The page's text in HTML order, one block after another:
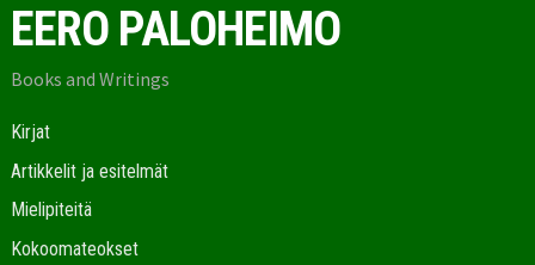
EERO PALOHEIMO
Books and Writings
Kirjat
Artikkelit ja esitelmät
Mielipiteitä
Kokoomateokset